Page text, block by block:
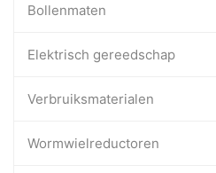
Bollenmaten
Elektrisch gereedschap
Verbruiksmaterialen
Wormwielreductoren